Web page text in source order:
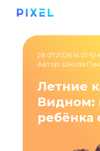
Летние
Видном:
ребёнка
28.07.2026 14:01•10
Автор: Школа